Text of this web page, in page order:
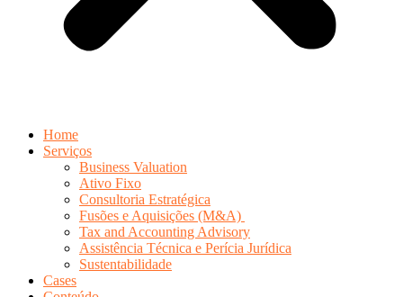
Home
Serviços
Business Valuation
Ativo Fixo
Consultoria Estratégica
Fusões e Aquisições (M&A)
Tax and Accounting Advisory
Assistência Técnica e Perícia Jurídica
Sustentabilidade
Cases